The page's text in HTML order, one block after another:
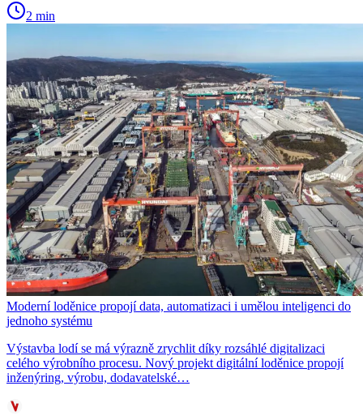
2 min
Moderní loděnice propojí data, automatizaci i umělou inteligenci do
jednoho systému
Výstavba lodí se má výrazně zrychlit díky rozsáhlé digitalizaci
celého výrobního procesu. Nový projekt digitální loděnice propojí
inženýring, výrobu, dodavatelské…